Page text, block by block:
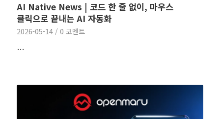
AI Native News | 코드 한 줄 없이, 마우스
클릭으로 끝내는 AI 자동화
2026-05-14 / 0 코멘트
…